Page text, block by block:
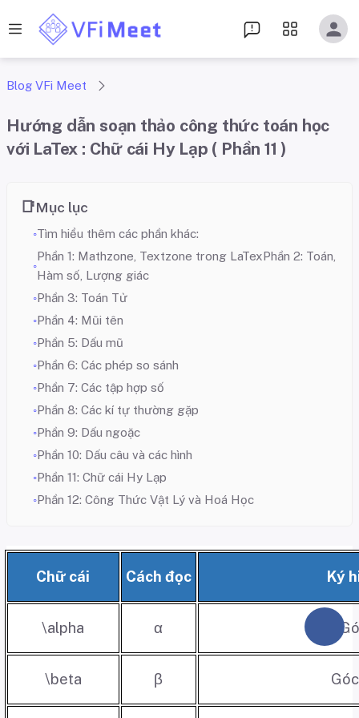
Blog VFi Meet
Hướng dẫn soạn thảo công thức toán học
với LaTex : Chữ cái Hy Lạp ( Phần 11 )
Mục lục
Tìm hiểu thêm các phần khác:
Phần 1: Mathzone, Textzone trong LaTexPhần 2: Toán,
Hàm số, Lượng giác
Phần 3: Toán Tử
Phần 4: Mũi tên
Phần 5: Dấu mũ
Phần 6: Các phép so sánh
Phần 7: Các tập hợp số
Phần 8: Các kí tự thường gặp
Phần 9: Dấu ngoặc
Phần 10: Dấu câu và các hình
Phần 11: Chữ cái Hy Lạp
Phần 12: Công Thức Vật Lý và Hoá Học
Chữ cái Cách đọc Ký
\alpha α
\beta β